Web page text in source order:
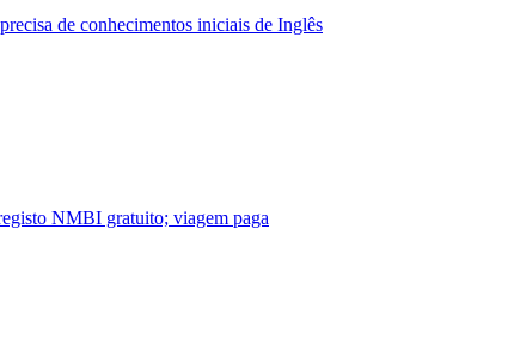
de conhecimentos iniciais de Inglês
NMBI gratuito; viagem paga